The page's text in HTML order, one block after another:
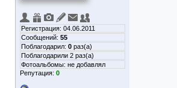
Регистрация: 04.06.2011
Сообщений: 55
Поблагодарил: 0 раз(а)
Поблагодарили 2 раз(а)
Фотоальбомы: не добавлял
Репутация: 0